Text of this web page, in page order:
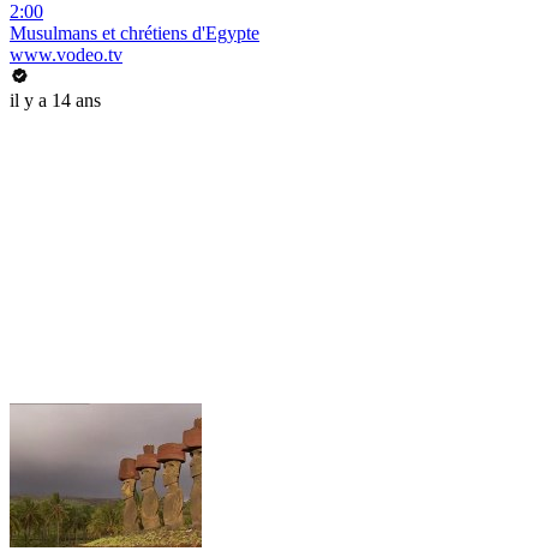
2:00
Musulmans et chrétiens d'Egypte
www.vodeo.tv
il y a 14 ans